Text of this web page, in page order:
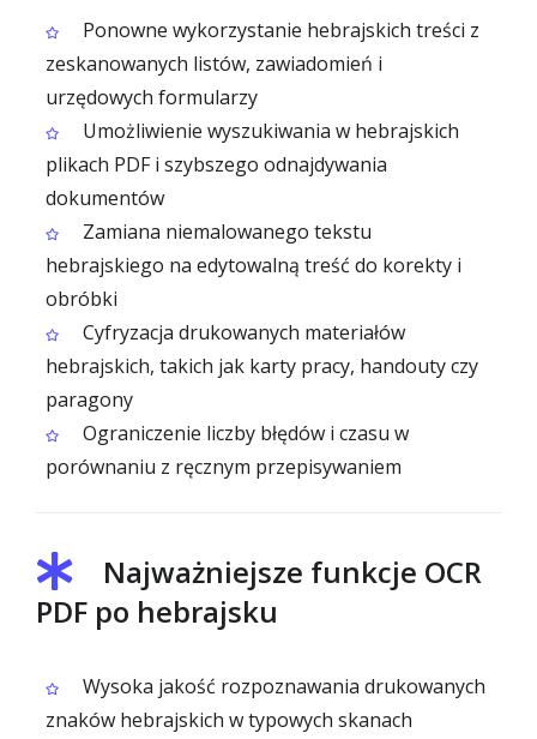
Ponowne wykorzystanie hebrajskich treści z
zeskanowanych listów, zawiadomień i
urzędowych formularzy
Umożliwienie wyszukiwania w hebrajskich
plikach PDF i szybszego odnajdywania
dokumentów
Zamiana niemalowanego tekstu
hebrajskiego na edytowalną treść do korekty i
obróbki
Cyfryzacja drukowanych materiałów
hebrajskich, takich jak karty pracy, handouty czy
paragony
Ograniczenie liczby błędów i czasu w
porównaniu z ręcznym przepisywaniem
Najważniejsze funkcje OCR
PDF po hebrajsku
Wysoka jakość rozpoznawania drukowanych
znaków hebrajskich w typowych skanach